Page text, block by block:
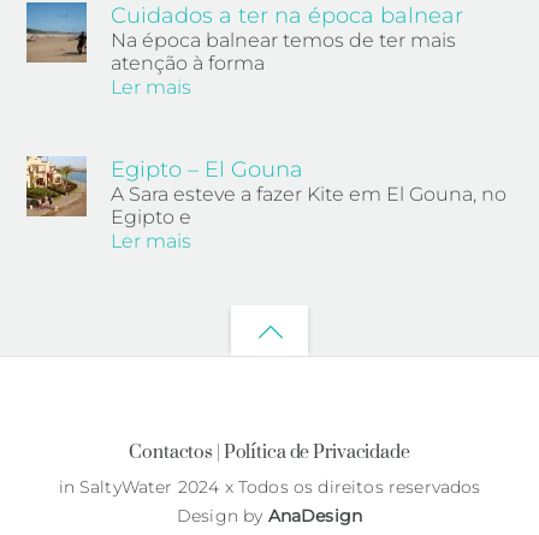
Cuidados a ter na época balnear
Na época balnear temos de ter mais
atenção à forma
Ler mais
Egipto – El Gouna
A Sara esteve a fazer Kite em El Gouna, no
Egipto e
Ler mais
Back
Contactos |Política de Privacidade
in SaltyWater 2024 x Todos os direitos reservados
Design by AnaDesign